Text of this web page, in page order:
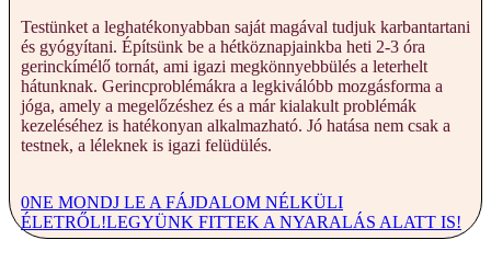
Testünket a leghatékonyabban saját magával tudjuk karbantartani
és gyógyítani. Építsünk be a hétköznapjainkba heti 2-3 óra
gerinckímélő tornát, ami igazi megkönnyebbülés a leterhelt
hátunknak. Gerincproblémákra a legkiválóbb mozgásforma a
jóga, amely a megelőzéshez és a már kialakult problémák
kezeléséhez is hatékonyan alkalmazható. Jó hatása nem csak a
testnek, a léleknek is igazi felüdülés.
0NE MONDJ LE A FÁJDALOM NÉLKÜLI
ÉLETRŐL!LEGYÜNK FITTEK A NYARALÁS ALATT IS!